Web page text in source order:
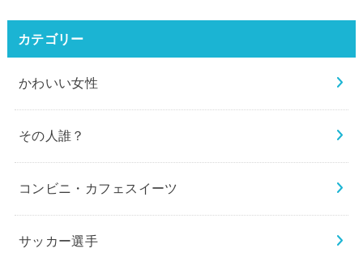
カテゴリー
かわいい女性
その人誰？
コンビニ・カフェスイーツ
サッカー選手